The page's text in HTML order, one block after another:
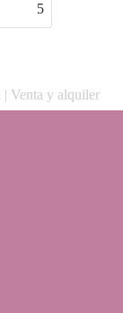
5
Venta y alquiler